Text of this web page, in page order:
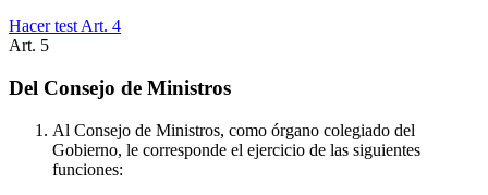
Hacer test Art. 4
Art. 5
Del Consejo de Ministros
Al Consejo de Ministros, como órgano colegiado del
Gobierno, le corresponde el ejercicio de las siguientes
funciones: